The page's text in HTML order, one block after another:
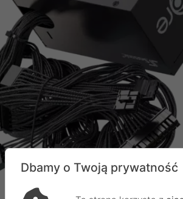
Dbamy o Twoją prywatność